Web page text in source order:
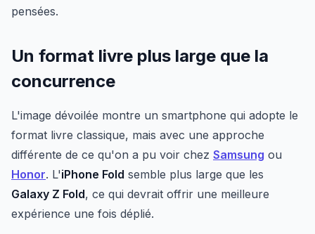
pensées.
Un format livre plus large que la
concurrence
L'image dévoilée montre un smartphone qui adopte le
format livre classique, mais avec une approche
différente de ce qu'on a pu voir chez Samsung ou
Honor. L'iPhone Fold semble plus large que les
Galaxy Z Fold, ce qui devrait offrir une meilleure
expérience une fois déplié.